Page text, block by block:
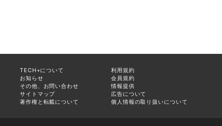
TECH+について
利用規約
お知らせ
会員規約
その他、お問い合わせ
情報提供
サイトマップ
広告について
著作権と転載について
個人情報の取り扱いについて